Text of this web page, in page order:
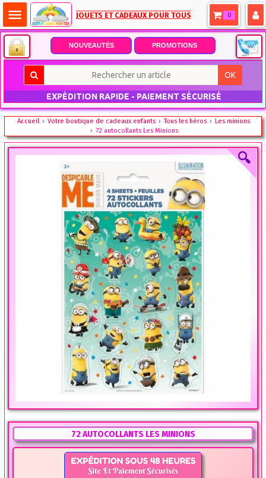
NOUVEAUTÉS PROMOTIONS
OK
EXPÉDITION RAPIDE - PAIEMENT SÉCURISÉ
menu JOUETS ET CADEAUX POUR TOUS 0
Accueil Votre boutique de cadeaux enfants Tous les héros
Les minions
72 autocollants Les Minions
72 AUTOCOLLANTS LES MINIONS